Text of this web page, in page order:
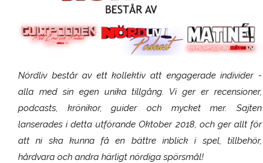
Nördliv består av ett kollektiv att engagerade individer -
alla med sin egen unika tillgång. Vi ger er recensioner,
podcasts, krönikor, guider och mycket mer. Sajten
lanserades i detta utförande Oktober 2018, och ger allt för
att ni ska kunna få en bättre inblick i spel, tillbehör,
hårdvara och andra härligt nördiga spörsmål!
SCUF Gaming Omega